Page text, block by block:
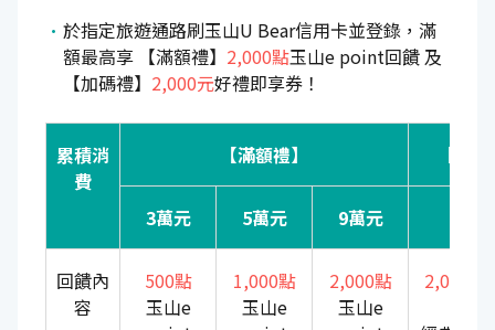
於指定旅遊通路刷玉山U Bear信用卡並登錄，滿
額最高享 【滿額禮】 2,000點玉山e point回饋 及
【加碼禮】 2,000元好禮即享券！
累積消
費
【滿額禮】 【加
3萬元 5萬元 9萬元
回饋內
容
500點
玉山e
1,000點
玉山e
2,000點
玉山e
2,000元